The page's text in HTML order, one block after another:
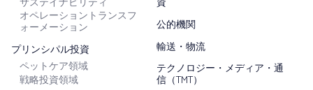
オペレーショントランスフ
ォーメーション
プリンシパル投資
ペットケア領域
戦略投資領域
公的機関
輸送・物流
テクノロジー・メディア・通
信（TMT）